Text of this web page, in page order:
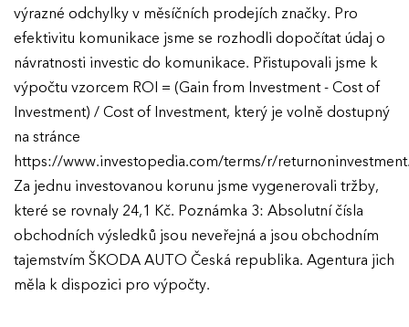
výrazné odchylky v měsíčních prodejích značky. Pro
efektivitu komunikace jsme se rozhodli dopočítat údaj o
návratnosti investic do komunikace. Přistupovali jsme k
výpočtu vzorcem ROI = (Gain from Investment - Cost of
Investment) / Cost of Investment, který je volně dostupný
na stránce
https://www.investopedia.com/terms/r/
Za jednu investovanou korunu jsme vygenerovali tržby,
které se rovnaly 24,1 Kč. Poznámka 3: Absolutní čísla
obchodních výsledků jsou neveřejná a jsou obchodním
tajemstvím ŠKODA AUTO Česká republika. Agentura jich
měla k dispozici pro výpočty.